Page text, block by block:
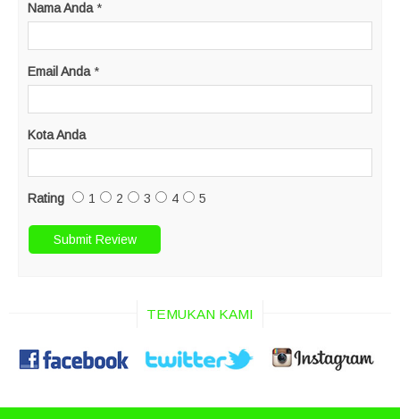
Nama Anda *
Email Anda *
Kota Anda
Rating 1 2 3 4 5
TEMUKAN KAMI